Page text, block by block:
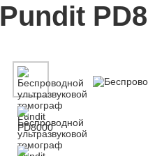
Pundit